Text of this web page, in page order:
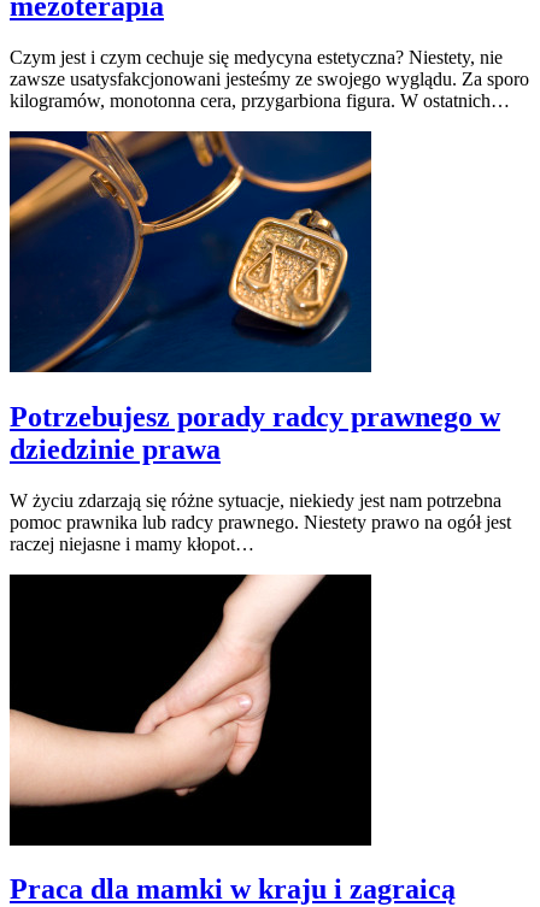
Czym jest i czym cechuje się medycyna estetyczna? Niestety, nie
zawsze usatysfakcjonowani jesteśmy ze swojego wyglądu. Za sporo
kilogramów, monotonna cera, przygarbiona figura. W ostatnich…
Potrzebujesz porady radcy prawnego w
dziedzinie prawa
W życiu zdarzają się różne sytuacje, niekiedy jest nam potrzebna
pomoc prawnika lub radcy prawnego. Niestety prawo na ogół jest
raczej niejasne i mamy kłopot…
Praca dla mamki w kraju i zagraicą